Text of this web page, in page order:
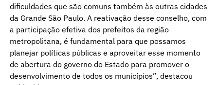
dificuldades que são comuns também às outras cidades
da Grande São Paulo. A reativação desse conselho, com
a participação efetiva dos prefeitos da região
metropolitana, é fundamental para que possamos
planejar políticas públicas e aproveitar esse momento
de abertura do governo do Estado para promover o
desenvolvimento de todos os municípios”, destacou